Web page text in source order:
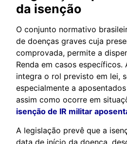
da isenção
O conjunto normativo
de doenças graves cuja
comprovada, permite a
Renda em casos específicos.
integra o rol previsto em lei,
especialmente a
assim como ocorre em
isenção de IR militar
A legislação prevê que a
data de início da doença,